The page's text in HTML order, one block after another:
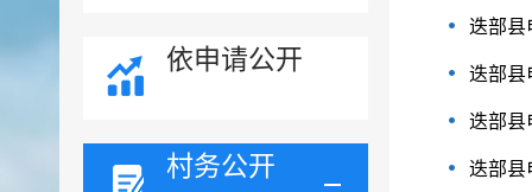
依申请公开
村务公开
迭部县
迭部县
迭部县
迭部县